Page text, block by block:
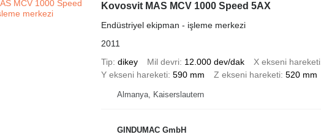
Kovosvit MAS MCV 1000 Speed 5AX
Endüstriyel ekipman - işleme merkezi
2011
Tip dikey Mil devri 12.000 dev/dak X ekseni hareketi
Y ekseni hareketi 590 mm Z ekseni hareketi 520 mm
Almanya, Kaiserslautern
GINDUMAC GmbH